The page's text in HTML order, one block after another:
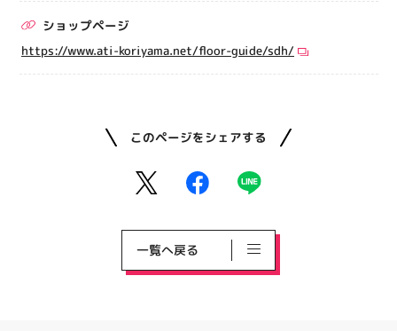
ショップページ
https://www.ati-koriyama.net/floor-guide/sdh/
このページをシェアする
一覧へ戻る